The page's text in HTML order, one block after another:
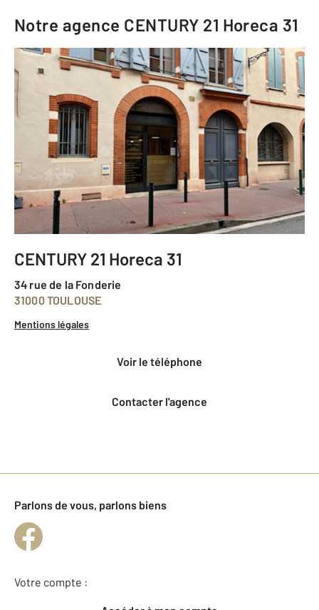
Notre agence CENTURY 21 Horeca 31
CENTURY 21 Horeca 31
34 rue de la Fonderie
31000 TOULOUSE
Mentions légales
voir le téléphone
Contacter l'agence
Parlons de vous, parlons biens
Votre compte :